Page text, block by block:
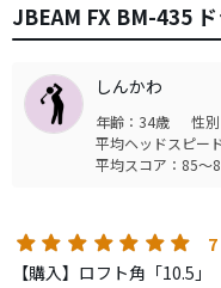
JBEAM FX BM-435
しんかわ
年齢：34歳 性
平均ヘッドスピー
平均スコア：85～
7
【購入】ロフト角「10.5」